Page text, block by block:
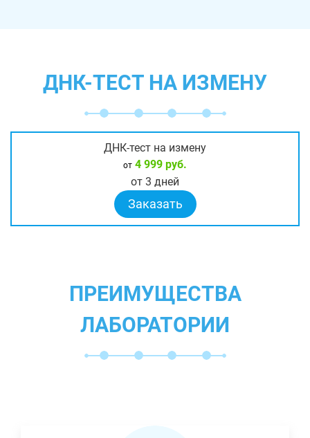
ДНК-ТЕСТ НА ИЗМЕНУ
ДНК-тест на измену
от 4 999 руб.
от 3 дней
Заказать
ПРЕИМУЩЕСТВА
ЛАБОРАТОРИИ